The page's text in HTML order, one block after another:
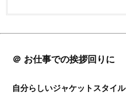
＠ お仕事での挨拶回りに
自分らしいジャケットスタイル